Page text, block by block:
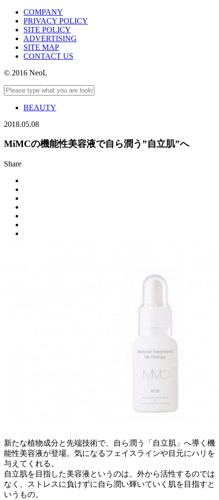
COMPANY
PRIVACY POLICY
SITE POLICY
ADVERTISING
SITE MAP
CONTACT US
© 2016 NeoL
BEAUTY
2018.05.08
MiMCの機能性美容液で自ら潤う”自立肌”へ
Share
新たな植物成分と先端技術で、自ら潤う「自立肌」へ導く機
能性美容液が登場。気になるフェイスラインや目元にハリを
与えてくれる。
自立肌を目指した美容液というのは、外から活性するのでは
なく、ストレスに負けずに自ら潤い輝いていく肌を目指すと
いうもの。